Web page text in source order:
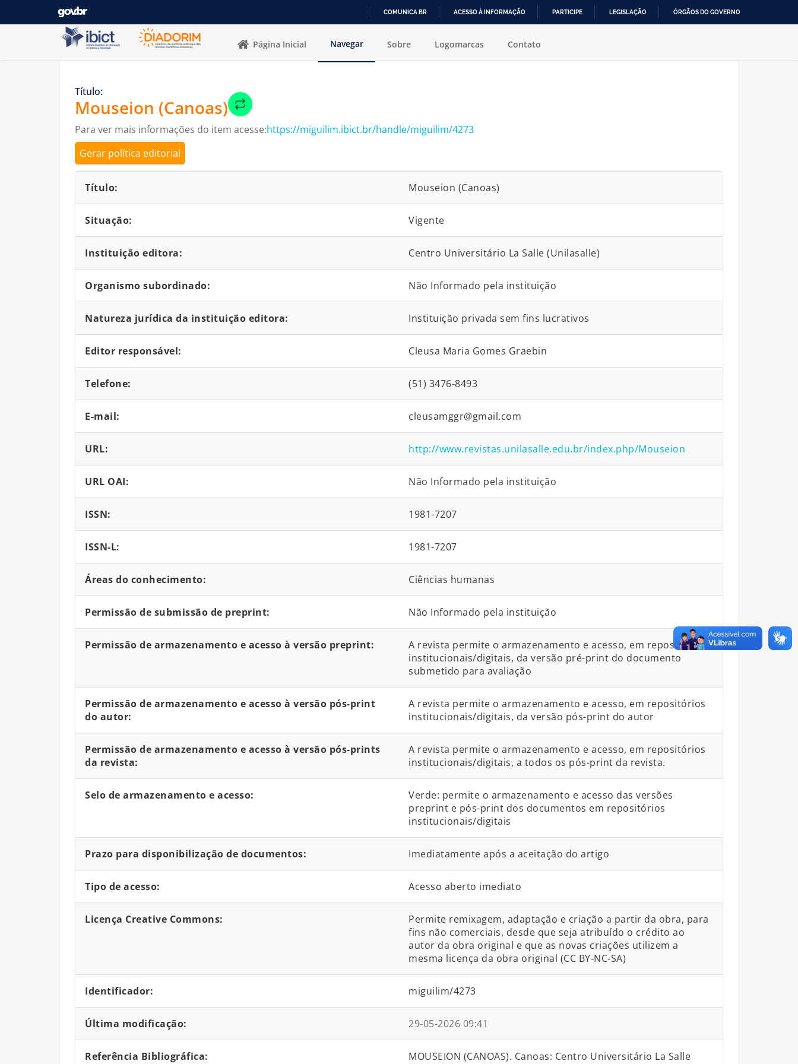
COMUNICA BR ACESSO À INFORMAÇÃO PARTICIPE LEGISLAÇÃO ÓRGÃOS DO GOVERNO
Pular para o conteúdo
Página Inicial
Navegar Sobre Logomarcas Contato
Título:
Mouseion (Canoas)
Para ver mais informações do item acesse:https://miguilim.ibict.br/handle/miguilim/4273
Gerar política editorial
Título: Mouseion (Canoas)
Situação: Vigente
Instituição editora: Centro Universitário La Salle (Unilasalle)
Organismo subordinado: Não Informado pela instituição
Natureza jurídica da instituição editora: Instituição privada sem fins lucrativos
Editor responsável: Cleusa Maria Gomes Graebin
Telefone: (51) 3476-8493
E-mail: cleusamggr@gmail.com
URL: http://www.revistas.unilasalle.edu.br/index.php/Mouseion
URL OAI: Não Informado pela instituição
ISSN: 1981-7207
ISSN-L: 1981-7207
Áreas do conhecimento: Ciências humanas
Permissão de submissão de preprint: Não Informado pela instituição
Permissão de armazenamento e acesso à versão preprint:
A revista permite o armazenamento e acesso, em repositórios
institucionais/digitais, da versão pré-print do documento
submetido para avaliação
Permissão de armazenamento e acesso à versão pós-print
do autor:
A revista permite o armazenamento e acesso, em repositórios
institucionais/digitais, da versão pós-print do autor
Permissão de armazenamento e acesso à versão pós-prints
da revista:
A revista permite o armazenamento e acesso, em repositórios
institucionais/digitais, a todos os pós-print da revista.
Selo de armazenamento e acesso:
Verde: permite o armazenamento e acesso das versões
preprint e pós-print dos documentos em repositórios
institucionais/digitais
Prazo para disponibilização de documentos: Imediatamente após a aceitação do artigo
Tipo de acesso: Acesso aberto imediato
Licença Creative Commons:
Permite remixagem, adaptação e criação a partir da obra, para
fins não comerciais, desde que seja atribuído o crédito ao
autor da obra original e que as novas criações utilizem a
mesma licença da obra original (CC BY-NC-SA)
Identificador: miguilim/4273
Última modificação: 29-05-2026 09:41
Referência Bibliográfica:
MOUSEION (CANOAS). Canoas: Centro Universitário La Salle